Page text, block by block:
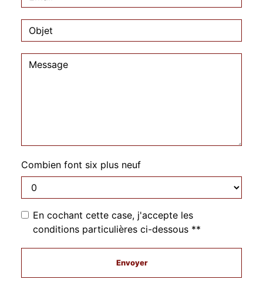
Combien font six plus neuf
En cochant cette case, j'accepte les
conditions particulières ci-dessous **
Envoyer